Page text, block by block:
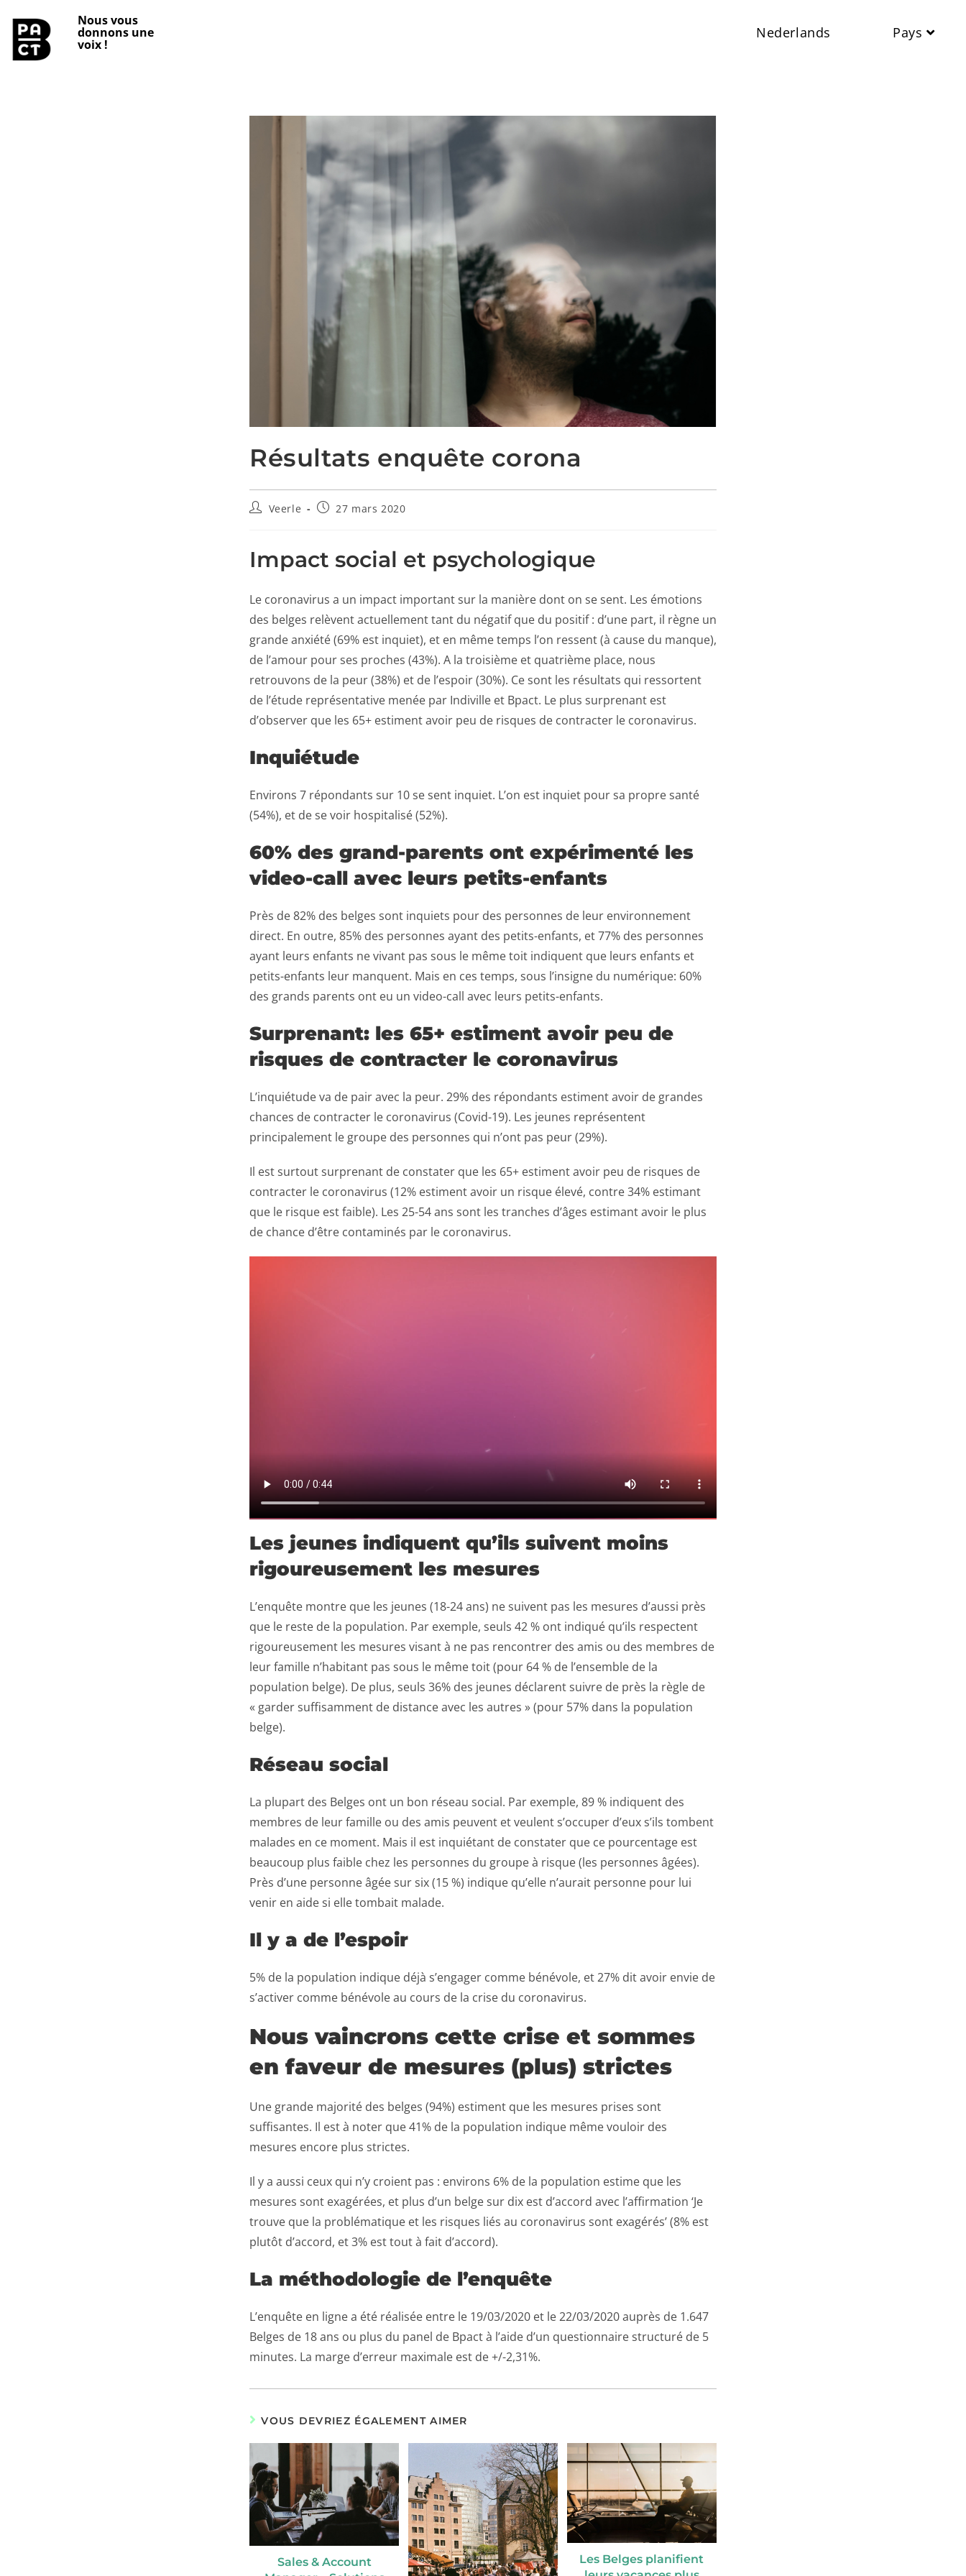
Nous vous
donnons une
voix !
Nederlands Pays
Résultats enquête corona
Veerle 27 mars 2020
Impact social et psychologique
Le coronavirus a un impact important sur la manière dont on se sent. Les émotions
des belges relèvent actuellement tant du négatif que du positif : d’une part, il règne un
grande anxiété (69% est inquiet), et en même temps l’on ressent (à cause du manque),
de l’amour pour ses proches (43%). A la troisième et quatrième place, nous
retrouvons de la peur (38%) et de l’espoir (30%). Ce sont les résultats qui ressortent
de l’étude représentative menée par Indiville et Bpact. Le plus surprenant est
d’observer que les 65+ estiment avoir peu de risques de contracter le coronavirus.
Inquiétude
Environs 7 répondants sur 10 se sent inquiet. L’on est inquiet pour sa propre santé
(54%), et de se voir hospitalisé (52%).
60% des grand-parents ont expérimenté les
video-call avec leurs petits-enfants
Près de 82% des belges sont inquiets pour des personnes de leur environnement
direct. En outre, 85% des personnes ayant des petits-enfants, et 77% des personnes
ayant leurs enfants ne vivant pas sous le même toit indiquent que leurs enfants et
petits-enfants leur manquent. Mais en ces temps, sous l’insigne du numérique: 60%
des grands parents ont eu un video-call avec leurs petits-enfants.
Surprenant: les 65+ estiment avoir peu de
risques de contracter le coronavirus
L’inquiétude va de pair avec la peur. 29% des répondants estiment avoir de grandes
chances de contracter le coronavirus (Covid-19). Les jeunes représentent
principalement le groupe des personnes qui n’ont pas peur (29%).
Il est surtout surprenant de constater que les 65+ estiment avoir peu de risques de
contracter le coronavirus (12% estiment avoir un risque élevé, contre 34% estimant
que le risque est faible). Les 25-54 ans sont les tranches d’âges estimant avoir le plus
de chance d’être contaminés par le coronavirus.
Les jeunes indiquent qu’ils suivent moins
rigoureusement les mesures
L’enquête montre que les jeunes (18-24 ans) ne suivent pas les mesures d’aussi près
que le reste de la population. Par exemple, seuls 42 % ont indiqué qu’ils respectent
rigoureusement les mesures visant à ne pas rencontrer des amis ou des membres de
leur famille n’habitant pas sous le même toit (pour 64 % de l’ensemble de la
population belge). De plus, seuls 36% des jeunes déclarent suivre de près la règle de
« garder suffisamment de distance avec les autres » (pour 57% dans la population
belge).
Réseau social
La plupart des Belges ont un bon réseau social. Par exemple, 89 % indiquent des
membres de leur famille ou des amis peuvent et veulent s’occuper d’eux s’ils tombent
malades en ce moment. Mais il est inquiétant de constater que ce pourcentage est
beaucoup plus faible chez les personnes du groupe à risque (les personnes âgées).
Près d’une personne âgée sur six (15 %) indique qu’elle n’aurait personne pour lui
venir en aide si elle tombait malade.
Il y a de l’espoir
5% de la population indique déjà s’engager comme bénévole, et 27% dit avoir envie de
s’activer comme bénévole au cours de la crise du coronavirus.
Nous vaincrons cette crise et sommes
en faveur de mesures (plus) strictes
Une grande majorité des belges (94%) estiment que les mesures prises sont
suffisantes. Il est à noter que 41% de la population indique même vouloir des
mesures encore plus strictes.
Il y a aussi ceux qui n’y croient pas : environs 6% de la population estime que les
mesures sont exagérées, et plus d’un belge sur dix est d’accord avec l’affirmation ‘Je
trouve que la problématique et les risques liés au coronavirus sont exagérés’ (8% est
plutôt d’accord, et 3% est tout à fait d’accord).
La méthodologie de l’enquête
L’enquête en ligne a été réalisée entre le 19/03/2020 et le 22/03/2020 auprès de 1.647
Belges de 18 ans ou plus du panel de Bpact à l’aide d’un questionnaire structuré de 5
minutes. La marge d’erreur maximale est de +/-2,31%.
VOUS DEVRIEZ ÉGALEMENT AIMER
Sales & Account
Les Belges planifient